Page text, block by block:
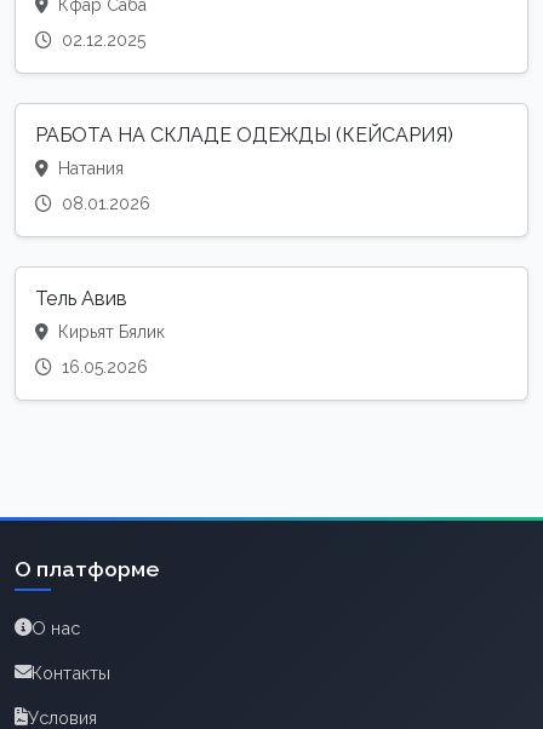
Кфар Саба
02.12.2025
РАБОТА НА СКЛАДЕ ОДЕЖДЫ (КЕЙСАРИЯ)
Натания
08.01.2026
Тель Авив
Кирьят Бялик
16.05.2026
О платформе
О нас
Контакты
Условия